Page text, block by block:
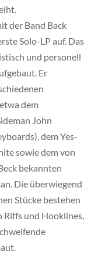
der Band Back
Solo-LP auf. Das
und personell
Er
dem
John
dem Yes-
sowie dem von
bekannten
Die überwiegend
Stücke bestehen
Riffs und Hooklines,